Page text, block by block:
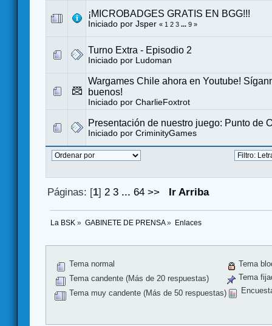
¡MICROBADGES GRATIS EN BGG!!!
Iniciado por Jsper « 1 2 3 ... 9 »
Turno Extra - Episodio 2
Iniciado por Ludoman
Wargames Chile ahora en Youtube!
buenos!
Iniciado por CharlieFoxtrot
Presentación de nuestro juego: Punto de
Iniciado por CriminityGames
Páginas: [1] 2 3 ...64 >> Ir Arriba
La BSK » GABINETE DE PRENSA» Enlaces
Tema normal
Tema candente (Más de 20 respuestas)
Tema muy candente (Más de 50 respuestas)
Tema
Tema